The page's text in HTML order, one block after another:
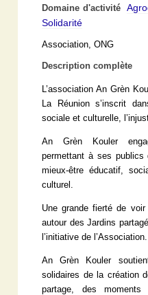
Domaine d'activité
Solidarité
Association, ONG
Description complète
L’association An Grèn
La Réunion s’inscrit
sociale et culturelle,
An Grèn Kouler
permettant à ses publics
mieux-être éducatif,
culturel.
Une grande fierté de
autour des Jardins
l’initiative de l’Association.
An Grèn Kouler
solidaires de la création
partage, des